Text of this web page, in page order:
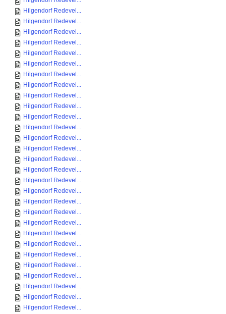
Hilgendorf Redevel...
Hilgendorf Redevel...
Hilgendorf Redevel...
Hilgendorf Redevel...
Hilgendorf Redevel...
Hilgendorf Redevel...
Hilgendorf Redevel...
Hilgendorf Redevel...
Hilgendorf Redevel...
Hilgendorf Redevel...
Hilgendorf Redevel...
Hilgendorf Redevel...
Hilgendorf Redevel...
Hilgendorf Redevel...
Hilgendorf Redevel...
Hilgendorf Redevel...
Hilgendorf Redevel...
Hilgendorf Redevel...
Hilgendorf Redevel...
Hilgendorf Redevel...
Hilgendorf Redevel...
Hilgendorf Redevel...
Hilgendorf Redevel...
Hilgendorf Redevel...
Hilgendorf Redevel...
Hilgendorf Redevel...
Hilgendorf Redevel...
Hilgendorf Redevel...
Hilgendorf Redevel...